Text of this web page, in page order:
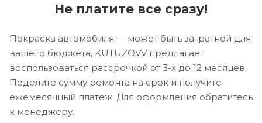
Не платите все сразу!
Покраска автомобиля — может быть затратной для
вашего бюджета, KUTUZOVV предлагает
воспользоваться рассрочкой от 3-х до 12 месяцев.
Поделите сумму ремонта на срок и получите
ежемесячный платеж. Для оформления обратитесь
к менеджеру.